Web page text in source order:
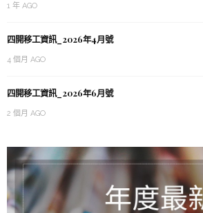
1 年 AGO
四開移工資訊_2026年4月號
4 個月 AGO
四開移工資訊_2026年6月號
2 個月 AGO